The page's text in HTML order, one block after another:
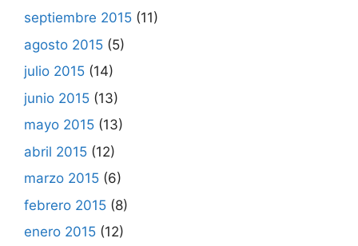
septiembre 2015 (11)
agosto 2015 (5)
julio 2015 (14)
junio 2015 (13)
mayo 2015 (13)
abril 2015 (12)
marzo 2015 (6)
febrero 2015 (8)
enero 2015 (12)